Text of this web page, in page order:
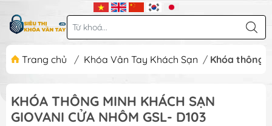
Trang chủ / Khóa Vân Tay Khách Sạn / Khóa thông
KHÓA THÔNG MINH KHÁCH SẠN
GIOVANI CỬA NHÔM GSL- D103